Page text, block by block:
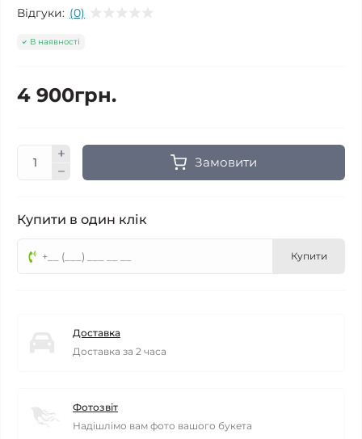
Відгуки: (0)
В наявності
4 900грн.
Замовити
Купити в один клік
Купити
Доставка
Доставка за 2 часа
Фотозвіт
Надішлімо вам фото вашого букета